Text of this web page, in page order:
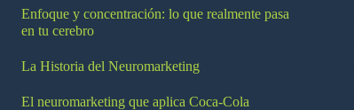
Enfoque y concentración: lo que realmente pasa
en tu cerebro
La Historia del Neuromarketing
El neuromarketing que aplica Coca-Cola